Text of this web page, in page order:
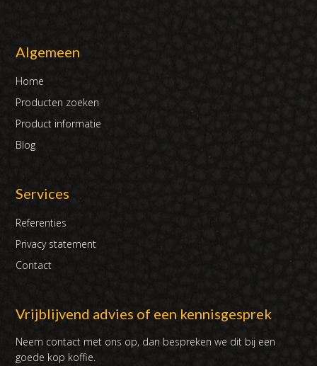
Algemeen
Home
Producten zoeken
Product informatie
Blog
Services
Referenties
Privacy statement
Contact
Vrijblijvend advies of een kennisgesprek
Neem contact met ons op, dan bespreken we dit bij een
goede kop koffie.